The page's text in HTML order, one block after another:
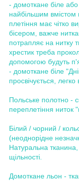
- домоткане біле
найбільшим вмістом
плетіння має чітко
бісером, важче
потрапляє на нитку
хрестик треба
допомогою будуть
- домоткане біле
просвічується,
Польське полотно -
переплетіння ниток
Білий / чорний /
(неоднорідне
Натуральна
щільності.
Домоткане льон -